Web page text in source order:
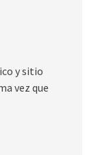
y sitio
vez que